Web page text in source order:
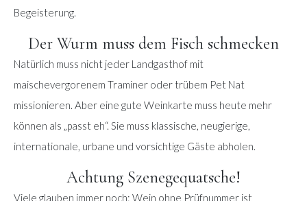
Begeisterung.
Der Wurm muss dem Fisch schmecken
Natürlich muss nicht jeder Landgasthof mit
maischevergorenem Traminer oder trübem Pet Nat
missionieren. Aber eine gute Weinkarte muss heute mehr
können als „passt eh“. Sie muss klassische, neugierige,
internationale, urbane und vorsichtige Gäste abholen.
Achtung Szenegequatsche!
Viele glauben immer noch: Wein ohne Prüfnummer ist